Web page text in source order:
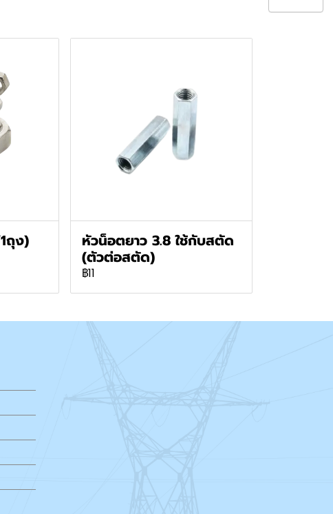
ถุง)
หัวน็อตยาว 3.8 ใช้กับสตัด
(ตัวต่อสตัด)
฿11